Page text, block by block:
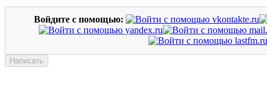
Войдите с помощью: